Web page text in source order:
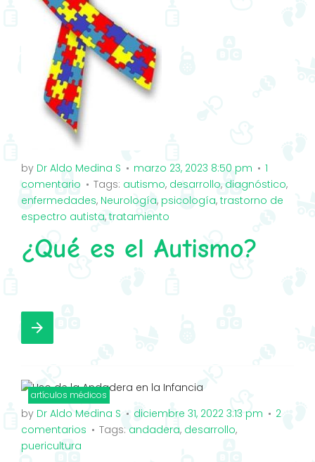
by Dr Aldo Medina S marzo 23, 2023 8:50 pm
1
comentario
Tags: autismo, desarrollo, diagnóstico,
enfermedades, Neurología, psicología, trastorno de
espectro autista,tratamiento
¿Qué es el Autismo?
a
c
b
o
o
k
w
i
t
e
r
o
o
l
e
+
n
s
a
g
r
a
arrow_forward
artículos médicos
by Dr Aldo Medina S diciembre 31, 2022 3:13 pm
2
comentarios
Tags: andadera, desarrollo,
puericultura